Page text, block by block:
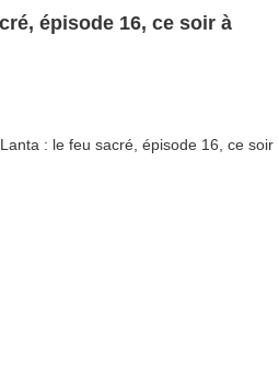
épisode 16, ce soir à